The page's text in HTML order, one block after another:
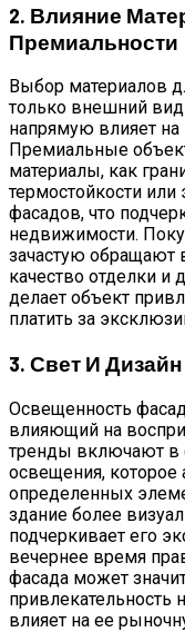
2. Влияние
Премиальности
Выбор материалов
только внешний вид
напрямую влияет на
Премиальные
материалы, как
термостойкости
фасадов, что
недвижимости.
зачастую обращают
качество отделки и
делает объект
платить за
3. Свет И
Освещенность
влияющий на
тренды включают в
освещения, которое
определенных
здание более
подчеркивает его
вечернее время
фасада может
влияет на ее